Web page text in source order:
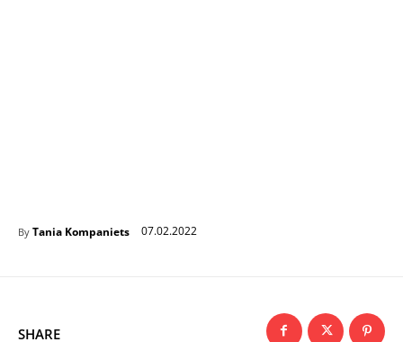
By Tania Kompaniets 07.02.2022
SHARE